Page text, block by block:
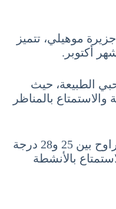
موهيلي، تتميز
أكتوبر.
الطبيعة، حيث
بالمناظر
درجات الحرارة في فومبوني تتراوح بين 25 و28 درجة
بالأنشطة